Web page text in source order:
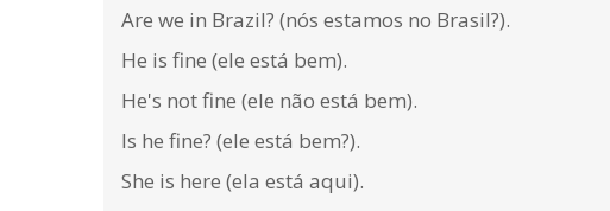
Are we in Brazil? (nós estamos no Brasil?).
He is fine (ele está bem).
He's not fine (ele não está bem).
Is he fine? (ele está bem?).
She is here (ela está aqui).